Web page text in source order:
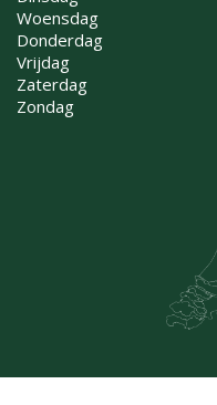
Woensdag
Donderdag
Vrijdag
Zaterdag
Zondag